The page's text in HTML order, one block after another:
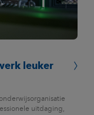
leuker
uitdaging,